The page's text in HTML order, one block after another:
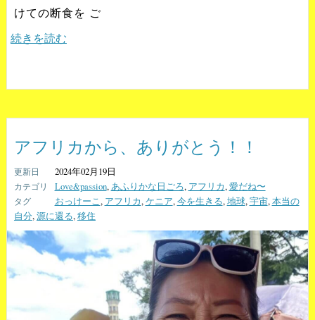
けての断食を ご
続きを読む
アフリカから、ありがとう！！
2024年02月19日
Love&passion,あふりかな日ごろ, アフリカ,愛だね〜
おっけーこ, アフリカ,ケニア,今を生きる,地球,宇宙,本当の
自分,源に還る,移住